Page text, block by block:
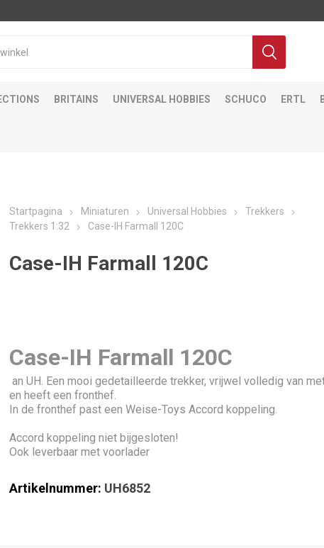
BRITAINS UNIVERSAL HOBBIES SCHUCO ERTL
Startpagina Miniaturen Universal Hobbies
Trekkers
Trekkers 1:32
Case-IH Farmall 120C
Case-IH Farmall 120C
Case-IH Farmall 120C
an UH. Een mooi gedetailleerde trekker, vrijwel volledig van
en heeft een fronthef.
In de fronthef past een Weise-Toys Accord koppeling.
Accord koppeling niet bijgesloten!
Ook leverbaar met voorlader
Artikelnummer: UH6852